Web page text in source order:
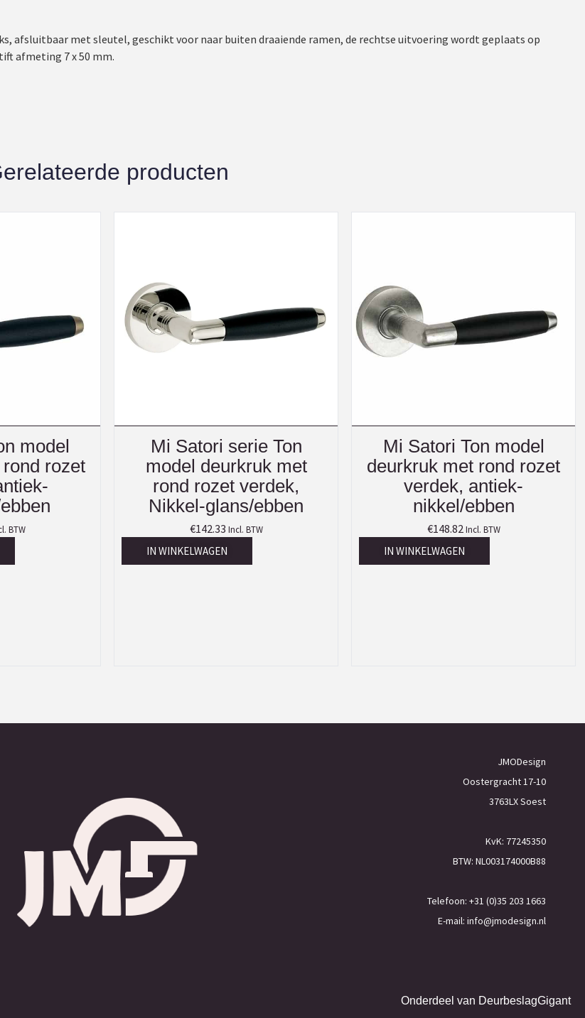
afsluitbaar met sleutel, geschikt voor naar buiten draaiende ramen, de rechtse uitvoering wordt geplaats op
afmeting 7 x 50 mm.
producten
model
rozet
BTW
Mi Satori serie Ton
model deurkruk met
rond rozet verdek,
Nikkel-glans/ebben
€142.33 Incl. BTW
IN WINKELWAGEN
Mi Satori Ton model
deurkruk met rond rozet
verdek, antiek-
nikkel/ebben
€148.82 Incl. BTW
IN WINKELWAGEN
JMODesign
Oostergracht 17-10
3763LX Soest
KvK: 77245350
BTW: NL003174000B88
Telefoon: +31 (0)35 203 1663
E-mail: info@jmodesign.nl
Onderdeel van DeurbeslagGigant